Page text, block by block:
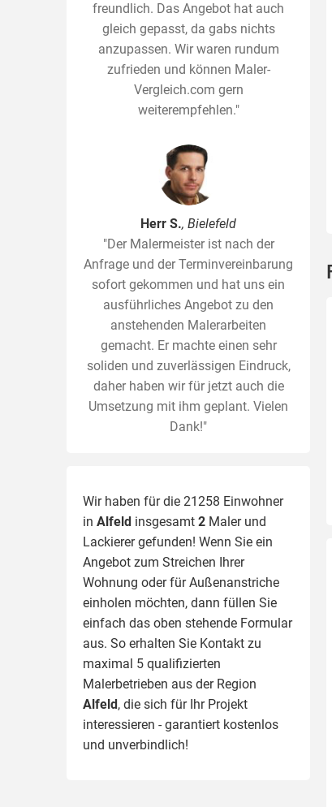
freundlich. Das Angebot hat auch
gleich gepasst, da gabs nichts
anzupassen. Wir waren rundum
zufrieden und können Maler-
Vergleich.com gern
weiterempfehlen."
Herr S., Bielefeld
"Der Malermeister ist nach der
Anfrage und der Terminvereinbarung
sofort gekommen und hat uns ein
ausführliches Angebot zu den
anstehenden Malerarbeiten
gemacht. Er machte einen sehr
soliden und zuverlässigen Eindruck,
daher haben wir für jetzt auch die
Umsetzung mit ihm geplant. Vielen
Dank!"
Wir haben für die 21258 Einwohner
in Alfeld insgesamt 2 Maler und
Lackierer gefunden! Wenn Sie ein
Angebot zum Streichen Ihrer
Wohnung oder für Außenanstriche
einholen möchten, dann füllen Sie
einfach das oben stehende Formular
aus. So erhalten Sie Kontakt zu
maximal 5 qualifizierten
Malerbetrieben aus der Region
Alfeld, die sich für Ihr Projekt
interessieren - garantiert kostenlos
und unverbindlich!